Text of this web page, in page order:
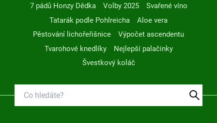
7 pádů Honzy Dědka
Volby 2025
Svařené víno
Tatarák podle Pohlreicha
Aloe vera
Pěstování lichořeřišnice
Výpočet ascendentu
Tvarohové knedlíky
Nejlepší palačinky
Švestkový koláč